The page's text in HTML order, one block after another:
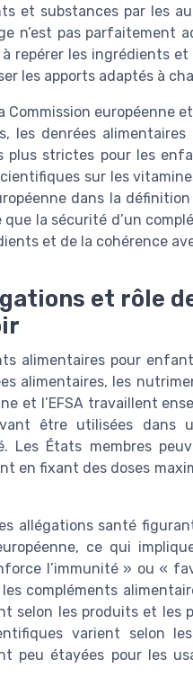
et substances par les
n’est pas parfaitement
repérer les ingrédients
les apports adaptés à
Commission européenne
les denrées
plus strictes pour les
sur les
dans la
la sécurité d’un
et de la cohérence
et rôle de
alimentaires pour
alimentaires, les
et l’EFSA travaillent
être utilisées dans
Les États membres
en fixant des doses
allégations santé
ce qui
l’immunité » ou «
compléments
selon les produits et les
varient selon
peu étayées pour les